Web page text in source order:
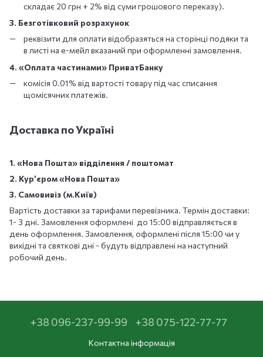
складає 20 грн + 2% від суми грошового переказу).
3. Безготівковий розрахунок
реквізити для оплати відобразяться на сторінці подяки та
в листі на е-мейл вказаний при оформленні замовлення.
4. «Оплата частинами» ПриватБанку
комісія 0.01% від вартості товару під час списання
щомісячних платежів.
Доставка по Україні
1. «Нова Пошта» відділення / поштомат
2. Кур’єром «Нова Пошта»
3. Самовивіз (м.Київ)
Вартість доставки за тарифами перевізника. Термін доставки:
1- 3 дні. Замовлення оформлені до 15:00 відправляється в
день оформлення. Замовлення, оформлені після 15:00 чи у
вихідні та святкові дні - будуть відправлені на наступний
робочий день.
+38 096-237-99-99 +38 075-122-77-77
Контактна інформація